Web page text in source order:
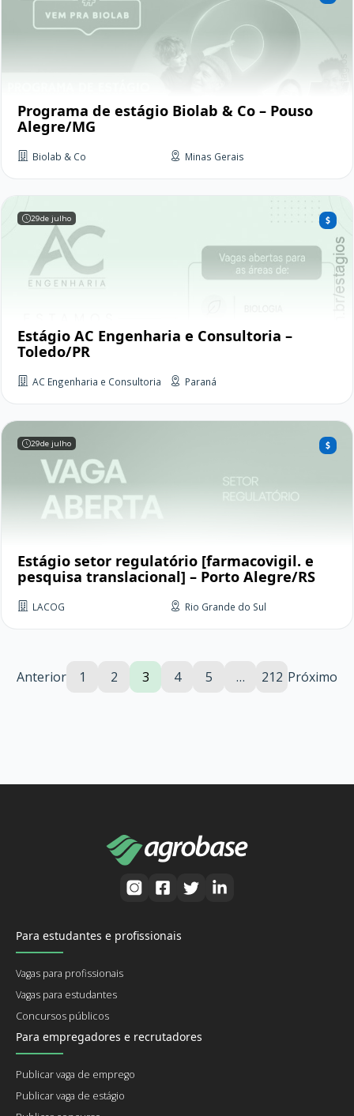
Programa de estágio Biolab & Co – Pouso
Alegre/MG
Biolab & Co Minas Gerais
29de julho
Estágio AC Engenharia e Consultoria –
Toledo/PR
AC Engenharia e Consultoria Paraná
29de julho
Estágio setor regulatório [farmacovigil. e
pesquisa translacional] – Porto Alegre/RS
LACOG Rio Grande do Sul
Anterior 1 2 3 4 5 … 212 Próximo
Para estudantes e profissionais
Vagas para profissionais
Vagas para estudantes
Concursos públicos
Para empregadores e recrutadores
Publicar vaga de emprego
Publicar vaga de estágio